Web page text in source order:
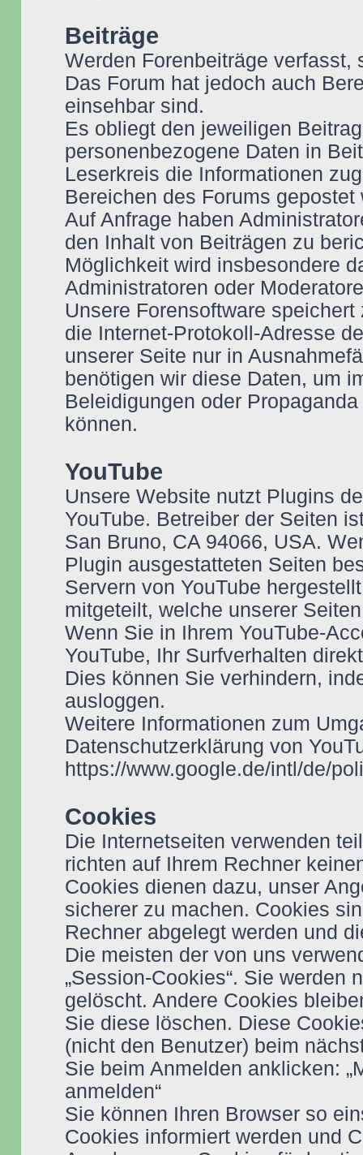
Beiträge
Werden Forenbeiträge
Das Forum hat jedoch auch
einsehbar sind.
Es obliegt den jeweiligen
personenbezogene Daten in
Leserkreis die Informationen
Bereichen des Forums gepostet
Auf Anfrage haben
den Inhalt von Beiträgen zu
Möglichkeit wird insbesondere
Administratoren oder
Unsere Forensoftware
die Internet-Protokoll-Adresse
unserer Seite nur in
benötigen wir diese Daten, um
Beleidigungen oder
können.
YouTube
Unsere Website nutzt Plugins
YouTube. Betreiber der Seiten
San Bruno, CA 94066, USA.
Plugin ausgestatteten Seiten
Servern von YouTube
mitgeteilt, welche unserer
Wenn Sie in Ihrem YouTube-
YouTube, Ihr Surfverhalten
Dies können Sie verhindern,
ausloggen.
Weitere Informationen zum
Datenschutzerklärung von
https://www.google.de/intl/de/
Cookies
Die Internetseiten verwenden
richten auf Ihrem Rechner
Cookies dienen dazu, unser
sicherer zu machen. Cookies
Rechner abgelegt werden und
Die meisten der von uns
„Session-Cookies“. Sie werden
gelöscht. Andere Cookies
Sie diese löschen. Diese
(nicht den Benutzer) beim
Sie beim Anmelden anklicken:
anmelden“
Sie können Ihren Browser so
Cookies informiert werden und